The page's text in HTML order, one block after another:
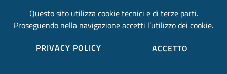
provincia.terni@postacert.umbria.it
Credits
Questo sito utilizza cookie tecnici e di terze parti.
Proseguendo nella navigazione accetti l’utilizzo dei cookie.
PRIVACY POLICY
ACCETTO